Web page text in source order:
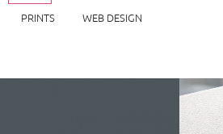
PRINTS WEB DESIGN